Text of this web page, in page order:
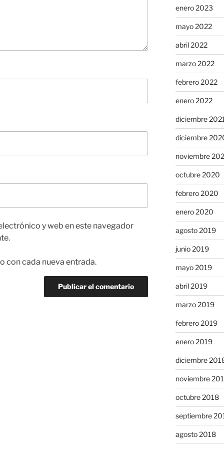
y web en este navegador
con cada nueva entrada.
enero 2023
mayo 2022
abril 2022
marzo 2022
febrero 2022
enero 2022
diciembre 2021
diciembre
noviembre
octubre 2020
febrero 2020
enero 2020
agosto 2019
junio 2019
mayo 2019
abril 2019
marzo 2019
febrero 2019
enero 2019
diciembre
noviembre
octubre 2018
septiembre
agosto 2018